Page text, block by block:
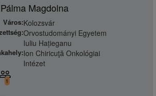
Magdolna
Város:Kolozsvár
Orvostudományi Egyetem
Iuliu Hațieganu
Ion Chiricuţă Onkológiai
Intézet
people_outline
1